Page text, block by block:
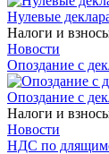
Нулевые
Налоги и
Новости
Опоздание с
Опоздание с
Налоги и
Новости
НДС по